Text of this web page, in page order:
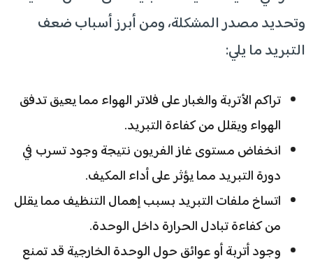
وتحديد مصدر المشكلة، ومن أبرز أسباب ضعف
التبريد ما يلي:
تراكم الأتربة والغبار على فلاتر الهواء مما يعيق تدفق
الهواء ويقلل من كفاءة التبريد.
انخفاض مستوى غاز الفريون نتيجة وجود تسرب في
دورة التبريد مما يؤثر على أداء المكيف.
اتساخ ملفات التبريد بسبب إهمال التنظيف مما يقلل
من كفاءة تبادل الحرارة داخل الوحدة.
وجود أتربة أو عوائق حول الوحدة الخارجية قد تمنع